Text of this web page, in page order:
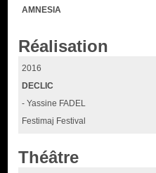
AMNESIA
Réalisation
2016
DECLIC
- Yassine FADEL
Festimaj Festival
Théâtre